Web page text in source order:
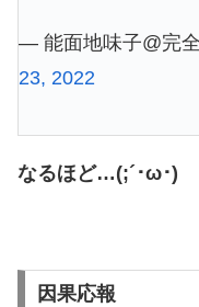
— 能面地味子@完
23, 2022
なるほど…(;´･ω･)
因果応報